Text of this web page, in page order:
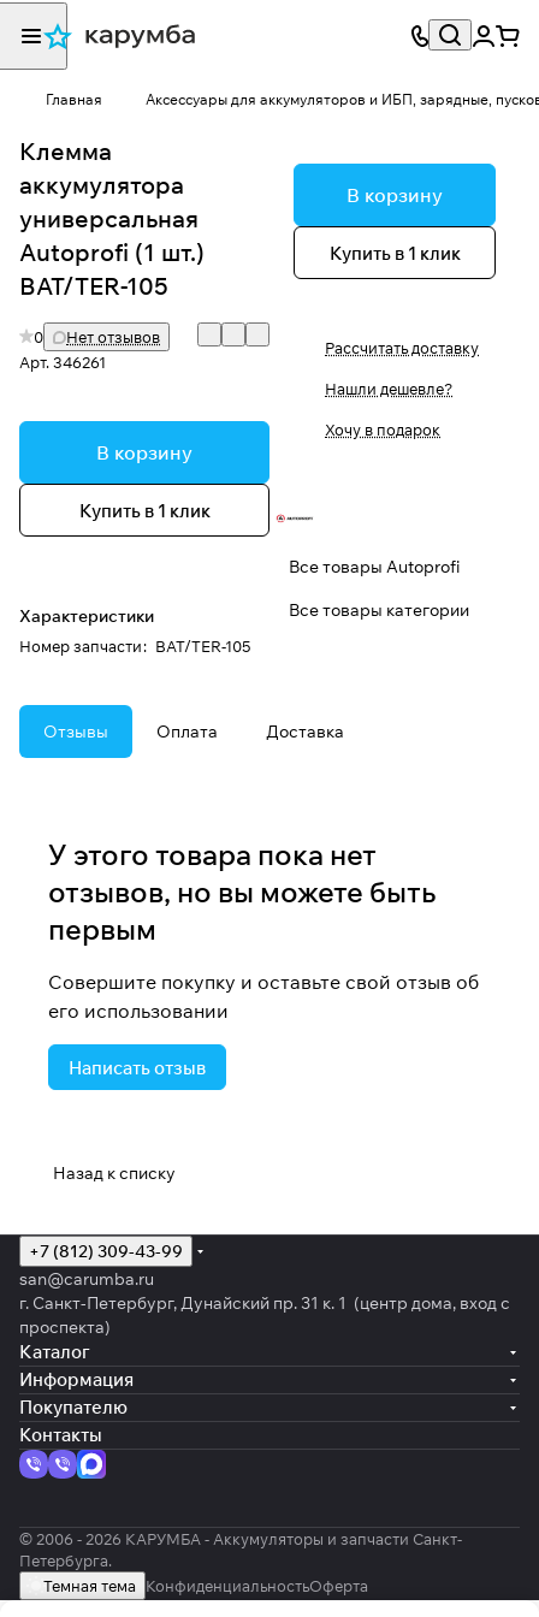
Главная Аксессуары для аккумуляторов и ИБП, зарядные,
Клемма
аккумулятора
универсальная
Autoprofi (1 шт.)
BAT/TER-105
0
Нет отзывов
Арт.346261
В корзину
Купить в 1 клик
Характеристики
Номер запчасти: BAT/TER-105
В корзину
Купить в 1 клик
Рассчитать доставку
Нашли дешевле?
Хочу в подарок
Все товары Autoprofi
Все товары категории
Отзывы Оплата Доставка
У этого товара пока нет
отзывов, но вы можете быть
первым
Совершите покупку и оставьте свой отзыв об
его использовании
Написать отзыв
Назад к списку
+7 (812) 309-43-99
san@carumba.ru
г. Санкт-Петербург, Дунайский пр. 31 к. 1 (центр дома, вход с
проспекта)
Каталог
Информация
Покупателю
Контакты
© 2006 - 2026 КАРУМБА - Аккумуляторы и запчасти Санкт-
Петербурга.
Темная тема
КонфиденциальностьОферта